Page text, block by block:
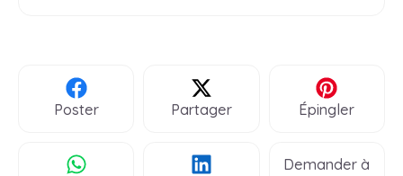
Poster Partager Épingler
Demander à